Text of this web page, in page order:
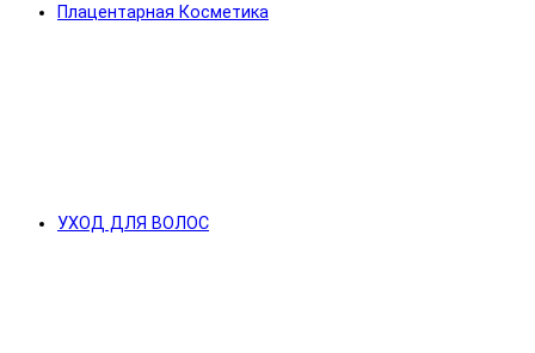
Плацентарная Косметика
УХОД ДЛЯ ВОЛОС